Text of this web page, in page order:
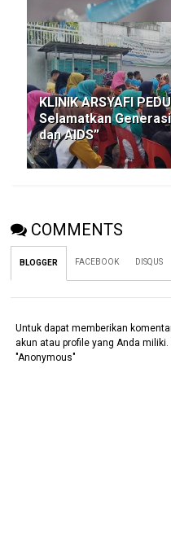
KLINIK ARSYAFI
Selamatkan
dan AIDS”
COMMENTS
BLOGGER FACEBOOK DISQUS
Untuk dapat memberikan
akun atau profile yang Anda
"Anonymous"